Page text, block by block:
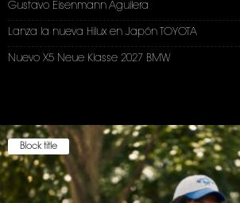
Gustavo Eisenmann Aguilera
Lanza la nueva Hilux en Japón TOYOTA
Nuevo X5 Neue Klasse 2027 BMW
Block title